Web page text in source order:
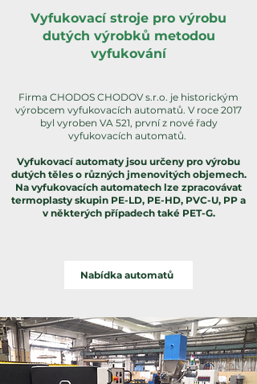
Vyfukovací stroje pro výrobu
dutých výrobků metodou
vyfukování
Firma CHODOS CHODOV s.r.o. je historickým
výrobcem vyfukovacích automatů. V roce 2017
byl vyroben VA 521, první z nové řady
vyfukovacích automatů.
Vyfukovací automaty jsou určeny pro výrobu
dutých těles o různých jmenovitých objemech.
Na vyfukovacích automatech lze zpracovávat
termoplasty skupin PE-LD, PE-HD, PVC-U, PP a
v některých případech také PET-G.
Nabídka automatů